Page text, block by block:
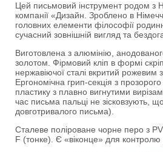
Цей письмовий інструмент родом з
компанії «Дизайн. Зроблено в
головних елементи філософії
сучасний зовнішній вигляд та
Виготовлена з алюмінію,
золотом. Фірмовий кліп в формі
нержавіючої сталі вкритий рожевим
Ергономічна грип-секція з
пластику з плавно вигнутими
час письма пальці не зісковзують,
довготривалого письма).
Сталеве поліроване чорне перо з
F (тонке). Є «віконце» для контролю